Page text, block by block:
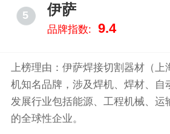
5 伊萨
品牌指数: 9.4
上榜理由：伊萨焊接切割器材（上
机知名品牌，涉及焊机、焊材、自
发展行业包括能源、工程机械、运
的全球性企业。